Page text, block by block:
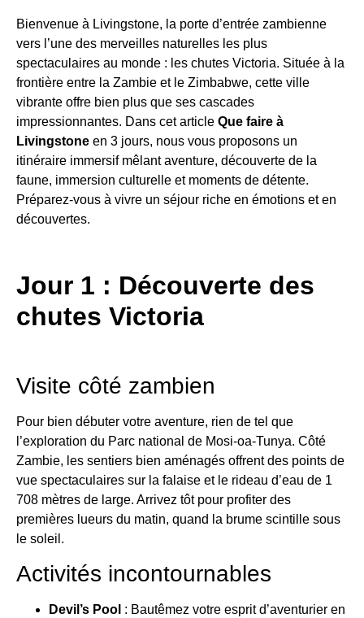
Bienvenue à Livingstone, la porte d’entrée zambienne
vers l’une des merveilles naturelles les plus
spectaculaires au monde : les chutes Victoria. Située à la
frontière entre la Zambie et le Zimbabwe, cette ville
vibrante offre bien plus que ses cascades
impressionnantes. Dans cet article Que faire à
Livingstone en 3 jours, nous vous proposons un
itinéraire immersif mêlant aventure, découverte de la
faune, immersion culturelle et moments de détente.
Préparez-vous à vivre un séjour riche en émotions et en
découvertes.
Jour 1 : Découverte des
chutes Victoria
Visite côté zambien
Pour bien débuter votre aventure, rien de tel que
l’exploration du Parc national de Mosi-oa-Tunya. Côté
Zambie, les sentiers bien aménagés offrent des points de
vue spectaculaires sur la falaise et le rideau d’eau de 1
708 mètres de large. Arrivez tôt pour profiter des
premières lueurs du matin, quand la brume scintille sous
le soleil.
Activités incontournables
Devil’s Pool : Bautêmez votre esprit d’aventurier en